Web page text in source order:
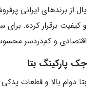
یال از برندهای ایرانی
اقتصادی و کم‌دردسر
جک پارکینگ بتا
بتا دوام بالا و قطعات